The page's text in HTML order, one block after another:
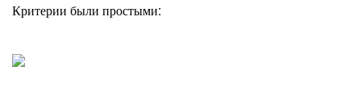
Критерии были простыми: